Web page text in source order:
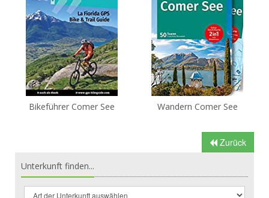
Bikeführer Comer See Wandern Comer See
Zurück
Unterkunft finden...